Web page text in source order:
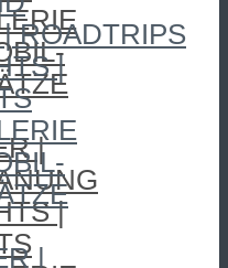
|
|
ROADTRIPS
|
|